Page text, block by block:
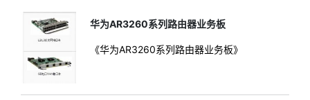
华为AR3260系列路由器业务板
《华为AR3260系列路由器业务板》